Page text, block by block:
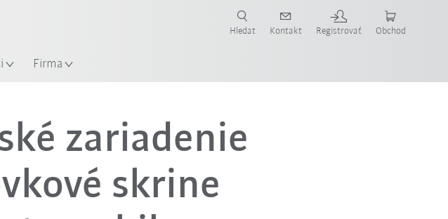
Firma
Hledat Kontakt Registrovať Obchod
zariadenie
skrine